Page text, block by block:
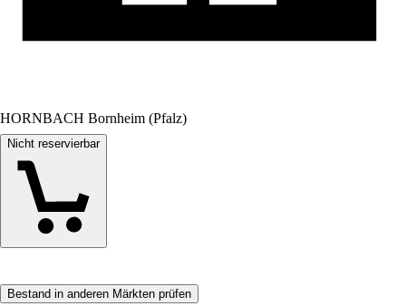
HORNBACH Bornheim (Pfalz)
Nicht reservierbar
Bestand in anderen Märkten prüfen